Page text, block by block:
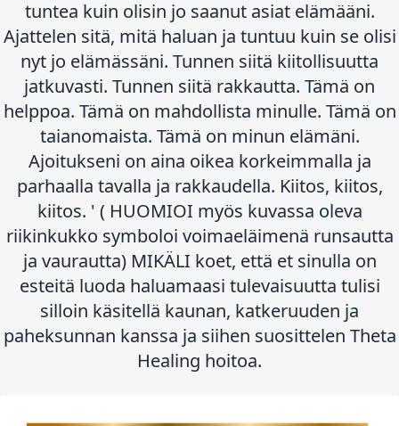
tuntea kuin olisin jo saanut asiat elämääni.
Ajattelen sitä, mitä haluan ja tuntuu kuin se olisi
nyt jo elämässäni. Tunnen siitä kiitollisuutta
jatkuvasti. Tunnen siitä rakkautta. Tämä on
helppoa. Tämä on mahdollista minulle. Tämä on
taianomaista. Tämä on minun elämäni.
Ajoitukseni on aina oikea korkeimmalla ja
parhaalla tavalla ja rakkaudella. Kiitos, kiitos,
kiitos. ' ( HUOMIOI myös kuvassa oleva
riikinkukko symboloi voimaeläimenä runsautta
ja vaurautta) MIKÄLI koet, että et sinulla on
esteitä luoda haluamaasi tulevaisuutta tulisi
silloin käsitellä kaunan, katkeruuden ja
paheksunnan kanssa ja siihen suosittelen Theta
Healing hoitoa.